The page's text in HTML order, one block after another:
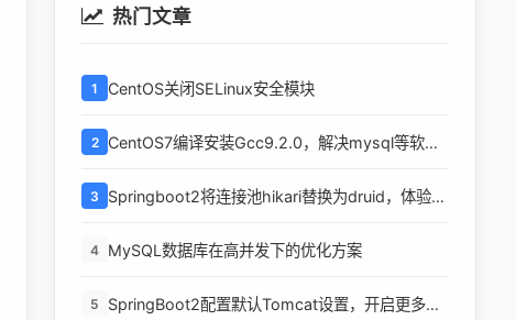
热门文章
1 CentOS关闭SELinux安全模块
2
CentOS7编译安装Gcc9.2.0，解决mysql等软件
3
Springboot2将连接池hikari替换为druid，体验最
4 MySQL数据库在高并发下的优化方案
5
SpringBoot2配置默认Tomcat设置，开启更多高